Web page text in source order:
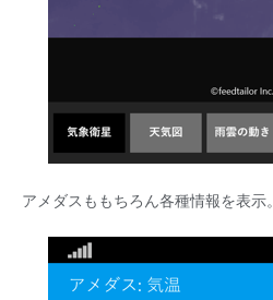
アメダスももちろん各種情報を表示。